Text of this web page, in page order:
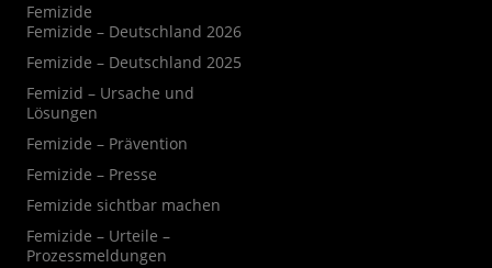
Femizide
Femizide – Deutschland 2026
Femizide – Deutschland 2025
Femizid – Ursache und
Lösungen
Femizide – Prävention
Femizide – Presse
Femizide sichtbar machen
Femizide – Urteile –
Prozessmeldungen